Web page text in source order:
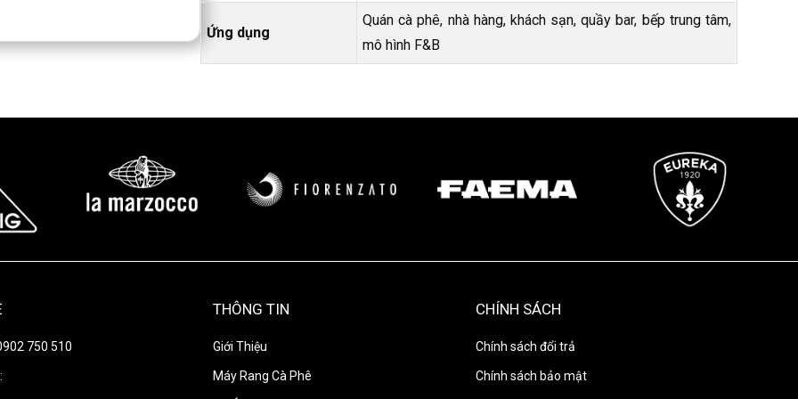
thước22 x 22 x 22mm. Dạng
bằng gió, thuận tiện lắp đặt
hành F&B.
Ứng dụng
Quán cà phê, nhà hàng, khách sạn, quầy bar, bếp trung tâm,
mô hình F&B
750 510
THÔNG TIN
Giới Thiệu
Máy Rang Cà Phê
CHÍNH SÁCH
Chính sách đổi trả
Chính sách bảo mật